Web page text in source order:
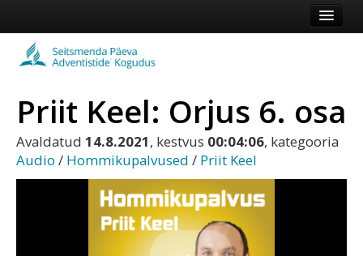
Koduleht
Vaata veel
Logi sisse või registreeru
Priit Keel: Orjus 6. osa
Avaldatud 14.8.2021, kestvus 00:04:06, kategooria
Audio / Hommikupalvused / Priit Keel